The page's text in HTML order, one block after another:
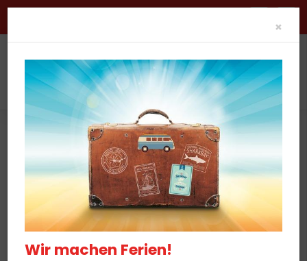
Sportangebot Deinen Sport finden Sportsuche
Finde dein passendes Sportangebot
×
Wir machen Ferien!